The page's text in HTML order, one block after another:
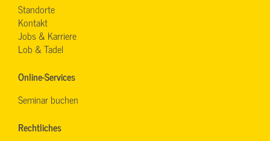
Standorte
Kontakt
Jobs & Karriere
Lob & Tadel
Online-Services
Seminar buchen
Rechtliches